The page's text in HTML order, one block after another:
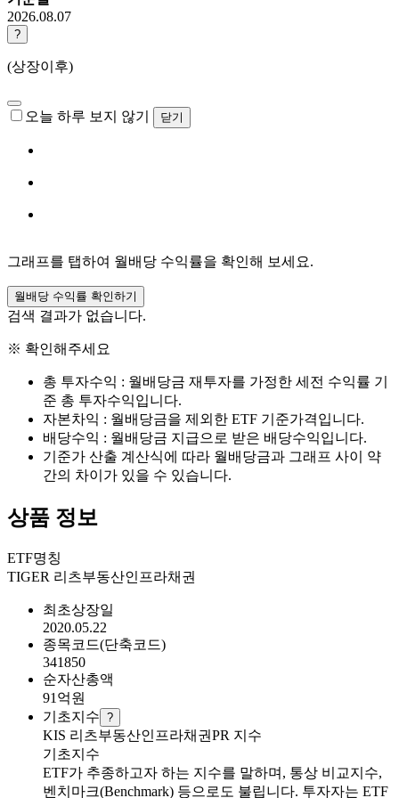
2026.08.07
?
(상장이후)
오늘 하루 보지 않기 닫기
그래프를 탭하여 월배당 수익률을 확인해 보세요.
월배당 수익률 확인하기
검색 결과가 없습니다.
※ 확인해주세요
총 투자수익 : 월배당금 재투자를 가정한 세전 수익률 기
준 총 투자수익입니다.
자본차익 : 월배당금을 제외한 ETF 기준가격입니다.
배당수익 : 월배당금 지급으로 받은 배당수익입니다.
기준가 산출 계산식에 따라 월배당금과 그래프 사이 약
간의 차이가 있을 수 있습니다.
상품 정보
ETF명칭
TIGER 리츠부동산인프라채권
최초상장일
2020.05.22
종목코드(단축코드)
341850
순자산총액
91 억원
기초지수 ?
KIS 리츠부동산인프라채권PR 지수
기초지수
ETF가 추종하고자 하는 지수를 말하며, 통상 비교지수,
벤치마크(Benchmark) 등으로도 불립니다. 투자자는 ETF